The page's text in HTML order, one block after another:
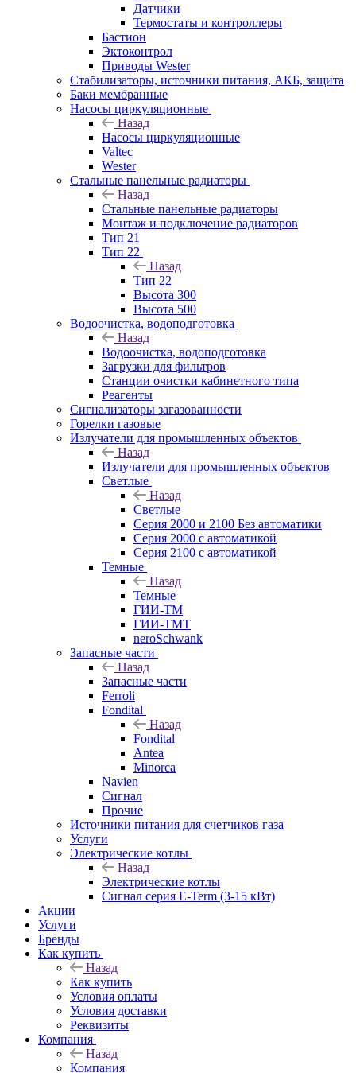
Датчики
Термостаты и контроллеры
Бастион
Эктоконтрол
Приводы Wester
Стабилизаторы, источники питания, АКБ, защита
Баки мембранные
Насосы циркуляционные
Назад
Насосы циркуляционные
Valtec
Wester
Стальные панельные радиаторы
Назад
Стальные панельные радиаторы
Монтаж и подключение радиаторов
Тип 21
Тип 22
Назад
Тип 22
Высота 300
Высота 500
Водоочистка, водоподготовка
Назад
Водоочистка, водоподготовка
Загрузки для фильтров
Станции очистки кабинетного типа
Реагенты
Сигнализаторы загазованности
Горелки газовые
Излучатели для промышленных объектов
Назад
Излучатели для промышленных объектов
Светлые
Назад
Светлые
Серия 2000 и 2100 Без автоматики
Серия 2000 с автоматикой
Серия 2100 с автоматикой
Темные
Назад
Темные
ГИИ-ТМ
ГИИ-ТМТ
neroSchwank
Запасные части
Назад
Запасные части
Ferroli
Fondital
Назад
Fondital
Antea
Minorca
Navien
Сигнал
Прочие
Источники питания для счетчиков газа
Услуги
Электрические котлы
Назад
Электрические котлы
Сигнал серия E-Term (3-15 кВт)
Акции
Услуги
Бренды
Как купить
Назад
Как купить
Условия оплаты
Условия доставки
Реквизиты
Компания
Назад
Компания